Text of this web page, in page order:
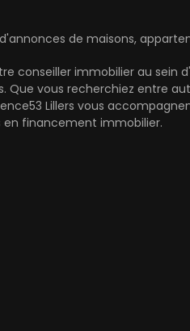
de maisons,
conseiller immobilier au sein
Que vous recherchiez entre
Lillers vous
en financement immobilier.